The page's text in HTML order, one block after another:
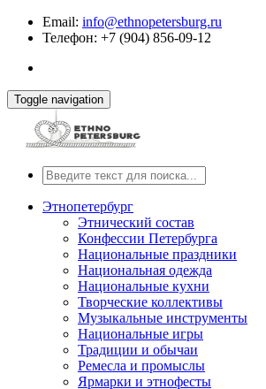
Email: info@ethnopetersburg.ru
Телефон: +7 (904) 856-09-12
Toggle navigation
Этнопетербург
Этнический состав
Конфессии Петербурга
Национальные праздники
Национальная одежда
Национальные кухни
Творческие коллективы
Музыкальные инструменты
Национальные игры
Традиции и обычаи
Ремесла и промыслы
Ярмарки и этнофесты